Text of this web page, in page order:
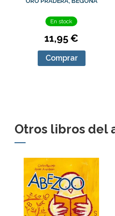
En stock
11,95 €
Comprar
Otros libros del